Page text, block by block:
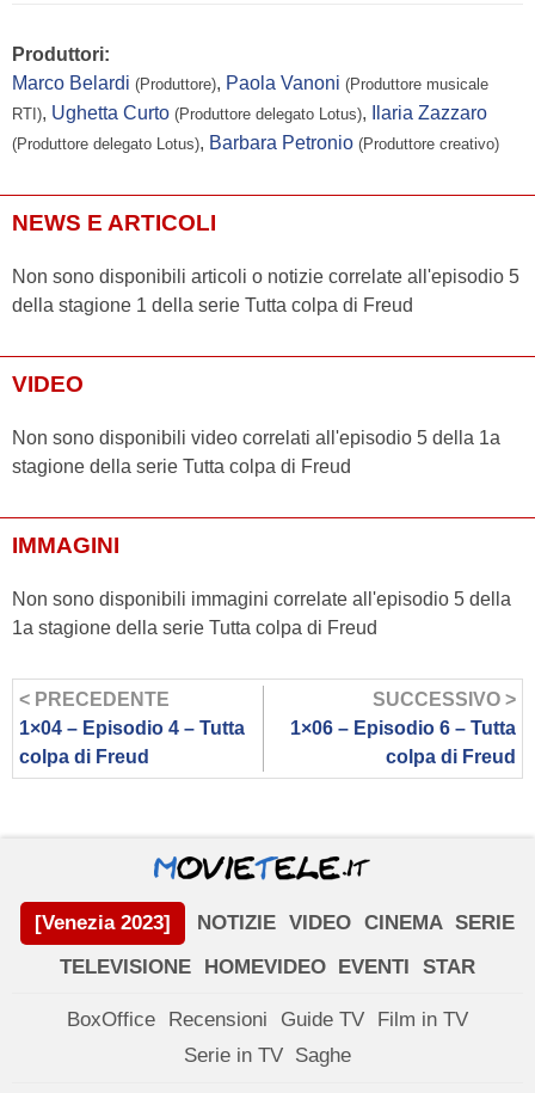
Produttori:
Marco Belardi (Produttore), Paola Vanoni (Produttore musicale
RTI), Ughetta Curto (Produttore delegato Lotus), Ilaria Zazzaro
(Produttore delegato Lotus), Barbara Petronio (Produttore creativo)
NEWS E ARTICOLI
Non sono disponibili articoli o notizie correlate all'episodio 5
della stagione 1 della serie Tutta colpa di Freud
VIDEO
Non sono disponibili video correlati all'episodio 5 della 1a
stagione della serie Tutta colpa di Freud
IMMAGINI
Non sono disponibili immagini correlate all'episodio 5 della
1a stagione della serie Tutta colpa di Freud
< PRECEDENTE
1×04 – Episodio 4 – Tutta
colpa di Freud
SUCCESSIVO >
1×06 – Episodio 6 – Tutta
colpa di Freud
[Venezia 2023] NOTIZIE VIDEO CINEMA SERIE
TELEVISIONE
HOMEVIDEO EVENTI STAR
BoxOffice Recensioni Guide TV
Film in TV
Serie in TV Saghe